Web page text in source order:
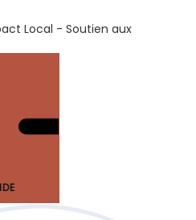
Local - Soutien aux